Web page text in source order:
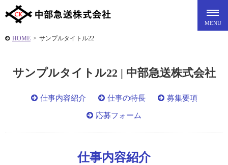
HOME > サンプルタイトル22
サンプルタイトル22 | 中部急送株式会社
仕事内容紹介 仕事の特長 募集要項
応募フォーム
仕事内容紹介